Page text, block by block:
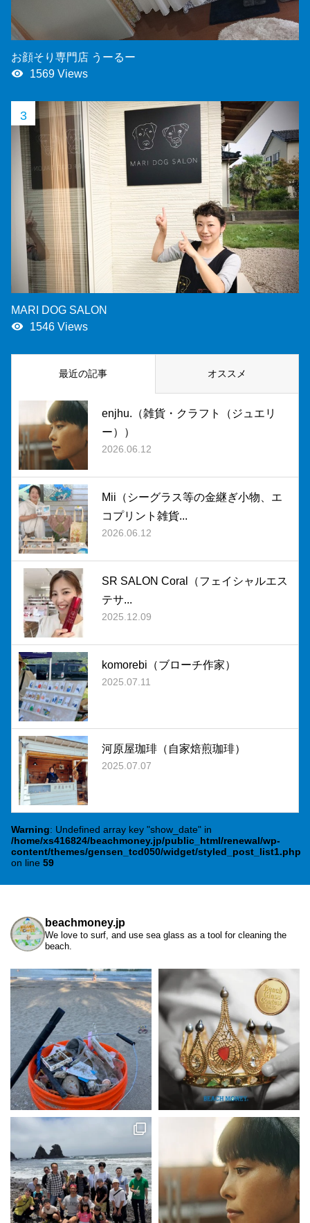
お顔そり専門店 うーるー
remove_red_eye 1569 Views
3
MARI DOG SALON
remove_red_eye 1546 Views
最近の記事 オススメ
enjhu.（雑貨・クラフト（ジュエリ
ー））
2026.06.12
Mii（シーグラス等の金継ぎ小物、エ
コプリント雑貨...
2026.06.12
SR SALON Coral（フェイシャルエス
テサ...
2025.12.09
komorebi（ブローチ作家）
2025.07.11
河原屋珈琲（自家焙煎珈琲）
2025.07.07
Warning: Undefined array key "show_date" in
/home/xs416824/beachmoney.jp/public_html/renewal/wp-
content/themes/gensen_tcd050/widget/styled_post_list1.php
on line59
beachmoney.jp
We love to surf, and use sea glass as a tool for cleaning the
beach.